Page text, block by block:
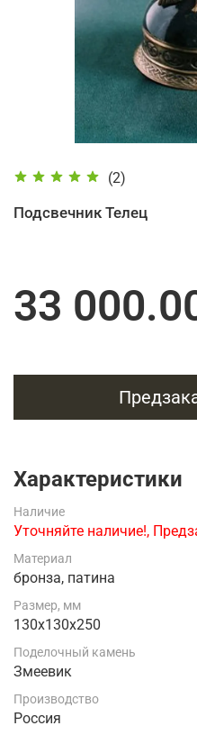
(2)
Подсвечник Телец
33
Характеристики
Наличие
Уточняйте наличие!,
Материал
бронза, патина
Размер, мм
130х130х250
Поделочный камень
Змеевик
Производство
Россия